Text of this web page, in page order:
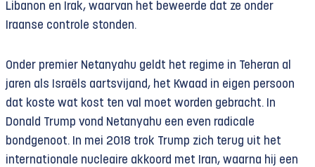
Libanon en Irak, waarvan het beweerde dat ze onder
Iraanse controle stonden.
Onder premier Netanyahu geldt het regime in Teheran al
jaren als Israëls aartsvijand, het Kwaad in eigen persoon
dat koste wat kost ten val moet worden gebracht. In
Donald Trump vond Netanyahu een even radicale
bondgenoot. In mei 2018 trok Trump zich terug uit het
internationale nucleaire akkoord met Iran, waarna hij een